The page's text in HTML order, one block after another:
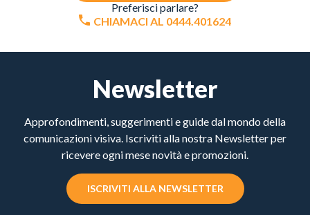
Preferisci parlare?
CHIAMACI AL 0444.401624
Newsletter
Approfondimenti, suggerimenti e guide dal mondo della
comunicazioni visiva. Iscriviti alla nostra Newsletter per
ricevere ogni mese novità e promozioni.
ISCRIVITI ALLA NEWSLETTER